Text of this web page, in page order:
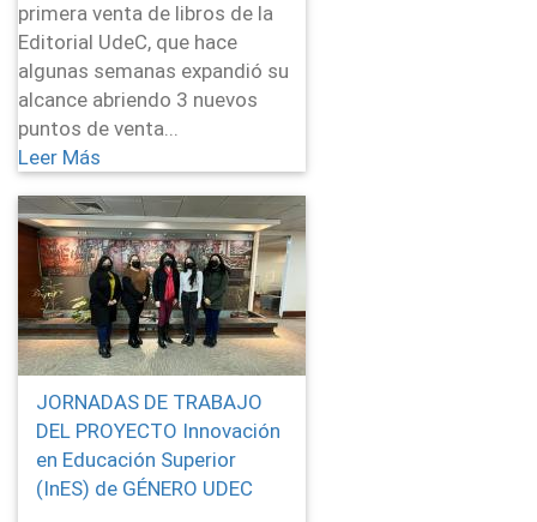
primera venta de libros de la
Editorial UdeC, que hace
algunas semanas expandió su
alcance abriendo 3 nuevos
puntos de venta...
Leer Más
JORNADAS DE TRABAJO
DEL PROYECTO Innovación
en Educación Superior
(InES) de GÉNERO UDEC